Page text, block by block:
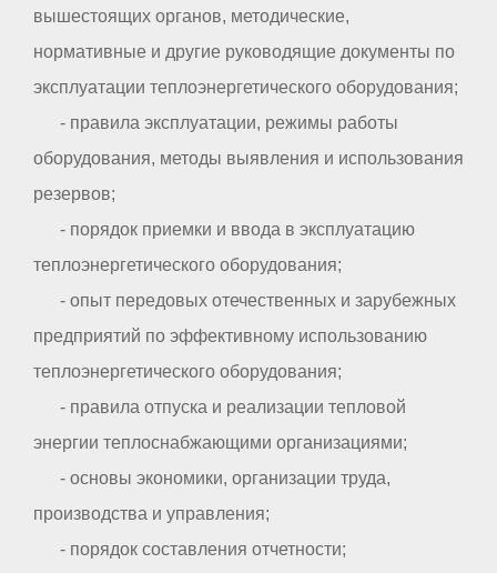
вышестоящих органов, методические,
нормативные и другие руководящие документы по
эксплуатации теплоэнергетического оборудования;
- правила эксплуатации, режимы работы
оборудования, методы выявления и использования
резервов;
- порядок приемки и ввода в эксплуатацию
теплоэнергетического оборудования;
- опыт передовых отечественных и зарубежных
предприятий по эффективному использованию
теплоэнергетического оборудования;
- правила отпуска и реализации тепловой
энергии теплоснабжающими организациями;
- основы экономики, организации труда,
производства и управления;
- порядок составления отчетности;